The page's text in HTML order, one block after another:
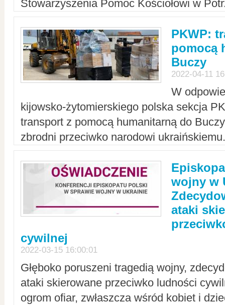
Stowarzyszenia Pomoc Kościołowi w
PKWP:
pomocą
Buczy
2022-04-11
W
kijowsko-żytomierskiego polska sekcja
transport z pomocą humanitarną do
zbrodni przeciwko narodowi
wojny w
ataki
cywilnej
2022-03-15 16:00:01
Głęboko poruszeni tragedią wojny,
ataki skierowane przeciwko ludności
ogrom ofiar, zwłaszcza wśród kobiet i